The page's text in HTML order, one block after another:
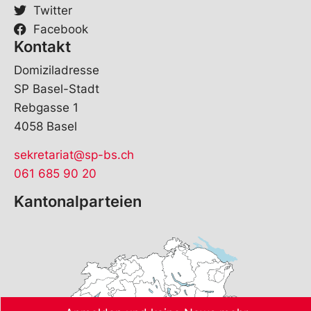
Twitter
Facebook
Kontakt
Domiziladresse
SP Basel-Stadt
Rebgasse 1
4058 Basel
sekretariat@sp-bs.ch
061 685 90 20
Kantonalparteien